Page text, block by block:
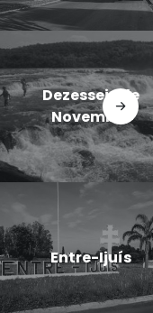
Doutor
Maurício
Cardoso
Eugênio de
Castro